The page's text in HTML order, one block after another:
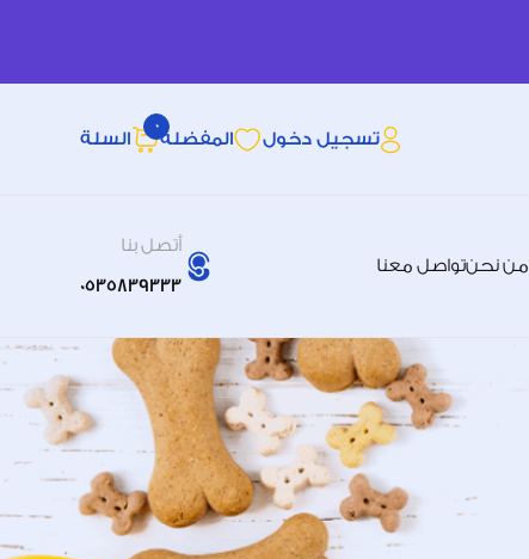
تسجيل دخول المفضله
0
السلة
من نحنتواصل معنا
أتصل بنا
0535839333